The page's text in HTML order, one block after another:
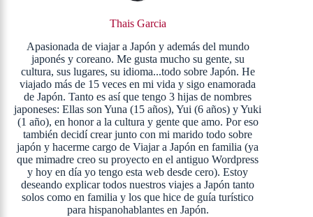
Thais Garcia
Apasionada de viajar a Japón y además del mundo
japonés y coreano. Me gusta mucho su gente, su
cultura, sus lugares, su idioma...todo sobre Japón. He
viajado más de 15 veces en mi vida y sigo enamorada
de Japón. Tanto es así que tengo 3 hijas de nombres
japoneses: Ellas son Yuna (15 años), Yui (6 años) y Yuki
(1 año), en honor a la cultura y gente que amo. Por eso
también decidí crear junto con mi marido todo sobre
japón y hacerme cargo de Viajar a Japón en familia (ya
que mimadre creo su proyecto en el antiguo Wordpress
y hoy en día yo tengo esta web desde cero). Estoy
deseando explicar todos nuestros viajes a Japón tanto
solos como en familia y los que hice de guía turístico
para hispanohablantes en Japón.